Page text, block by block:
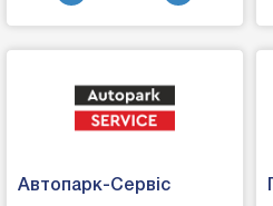
Автопарк-Сервіс